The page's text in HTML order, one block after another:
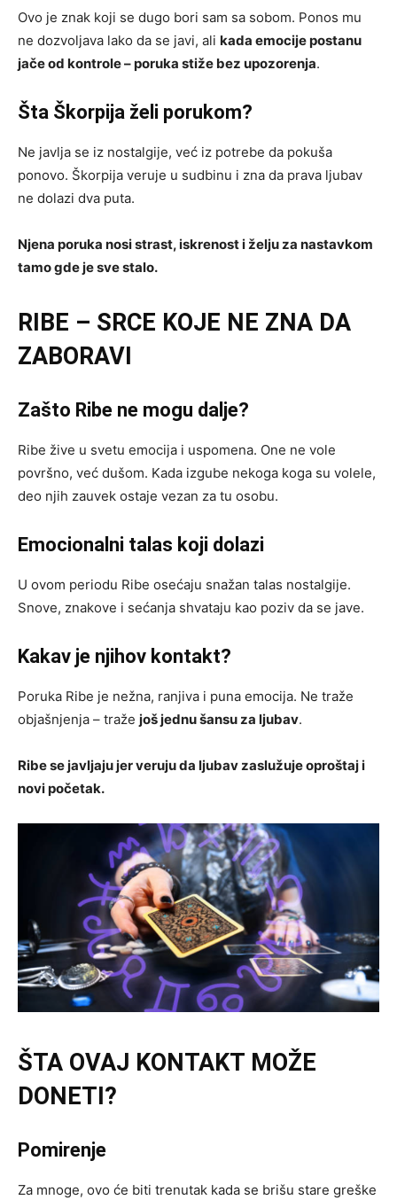
Ovo je znak koji se dugo bori sam sa sobom. Ponos mu
ne dozvoljava lako da se javi, ali kada emocije postanu
jače od kontrole – poruka stiže bez upozorenja.
Šta Škorpija želi porukom?
Ne javlja se iz nostalgije, već iz potrebe da pokuša
ponovo. Škorpija veruje u sudbinu i zna da prava ljubav
ne dolazi dva puta.
Njena poruka nosi strast, iskrenost i želju za nastavkom
tamo gde je sve stalo.
RIBE – SRCE KOJE NE ZNA DA
ZABORAVI
Zašto Ribe ne mogu dalje?
Ribe žive u svetu emocija i uspomena. One ne vole
površno, već dušom. Kada izgube nekoga koga su volele,
deo njih zauvek ostaje vezan za tu osobu.
Emocionalni talas koji dolazi
U ovom periodu Ribe osećaju snažan talas nostalgije.
Snove, znakove i sećanja shvataju kao poziv da se jave.
Kakav je njihov kontakt?
Poruka Ribe je nežna, ranjiva i puna emocija. Ne traže
objašnjenja – traže još jednu šansu za ljubav.
Ribe se javljaju jer veruju da ljubav zaslužuje oproštaj i
novi početak.
ŠTA OVAJ KONTAKT MOŽE
DONETI?
Pomirenje
Za mnoge, ovo će biti trenutak kada se brišu stare greške